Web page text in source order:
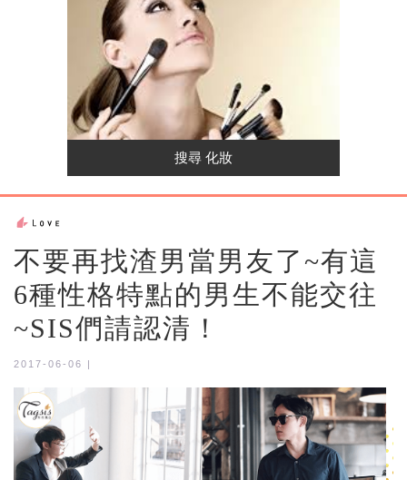
不要再找渣男當男友了~有這
6種性格特點的男生不能交往
~SIS們請認清！
2017-06-06 |